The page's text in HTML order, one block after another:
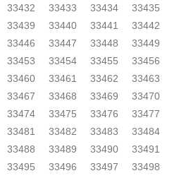
33432 33433 33434
33435
33439 33440 33441
33442
33446 33447 33448
33449
33453 33454 33455
33456
33460 33461 33462
33463
33467 33468 33469
33470
33474 33475 33476
33477
33481 33482 33483
33484
33488 33489 33490
33491
33495 33496 33497
33498